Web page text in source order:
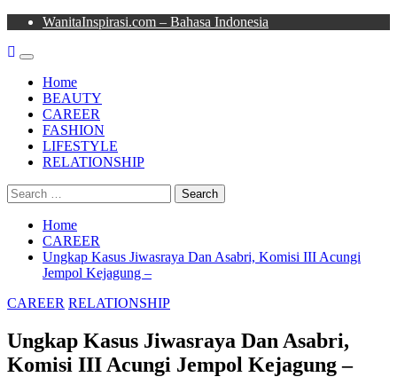
Skip
content
WanitaInspirasi.com – Bahasa Indonesia
Primary
MenuHome
BEAUTY
CAREER
FASHION
LIFESTYLE
RELATIONSHIP
Search
for:
Home
CAREER
Ungkap Kasus Jiwasraya Dan Asabri, Komisi III Acungi
Jempol Kejagung –
CAREER RELATIONSHIP
Ungkap Kasus Jiwasraya Dan Asabri,
Komisi III Acungi Jempol Kejagung –